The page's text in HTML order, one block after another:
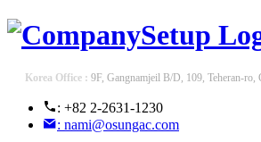
Korea Office : 9F, Gangnamjeil B/D, 109, Teheran-
: +82 2-2631-1230
: nami@osungac.com